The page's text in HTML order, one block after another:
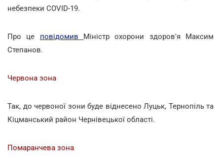
небезпеки COVID-19.
Про це повідомив Міністр охорони здоров'я Максим
Степанов.
Червона зона
Так, до червоної зони буде віднесено Луцьк, Тернопіль та
Кіцманський район Чернівецької області.
Помаранчева зона